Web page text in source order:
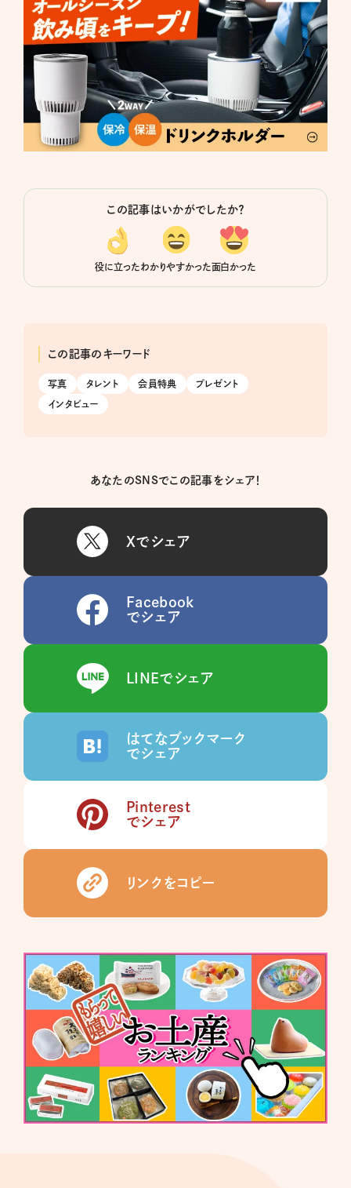
この記事はいかがでしたか？
役に立ったわかりやすかった面白かった
この記事のキーワード
写真 タレント 会員特典 プレゼント
インタビュー
あなたのSNSでこの記事をシェア！
Xでシェア
Facebook
でシェア
LINEでシェア
はてなブックマーク
でシェア
Pinterest
でシェア
リンクをコピー